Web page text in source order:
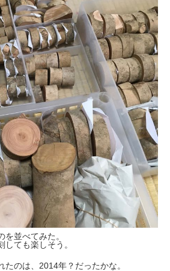
並べてみた。
ても楽しそう。
たのは、2014年？だったかな。